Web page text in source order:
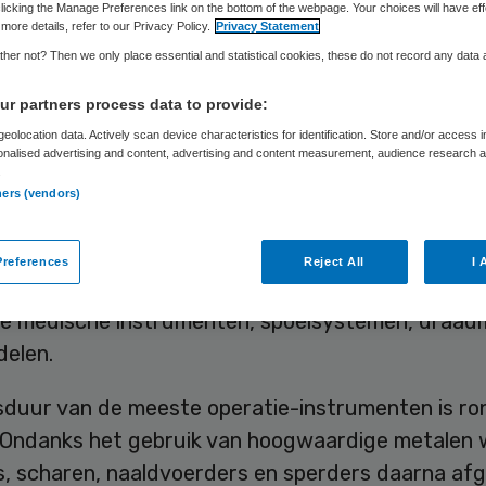
Skipr Redactie 25 juli 2019,09:29 42 keer gelezen
repareren. Instrumenten die niet meer
worden omgesmolten en krijgen een
medische instrumenten, spoelsystemen,
van de meeste operatie-instrumenten is
het gebruik van hoogwaardige metalen
scharen, naaldvoerders en sperders daarna
the Manage Preferences link on the bottom of the webpage. Your choices will have
details, refer to our Privacy Policy.
Privacy Statement
not? Then we only place essential and statistical cookies, these do not record any data
partners process data to provide:
data. Actively scan device characteristics for identification. Store and/or access
advertising and content, advertising and content measurement, audience research
(vendors)
Reject All I